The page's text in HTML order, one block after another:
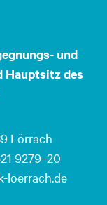
und
Hauptsitz des
Lörrach
9279 - 20
loerrach.de